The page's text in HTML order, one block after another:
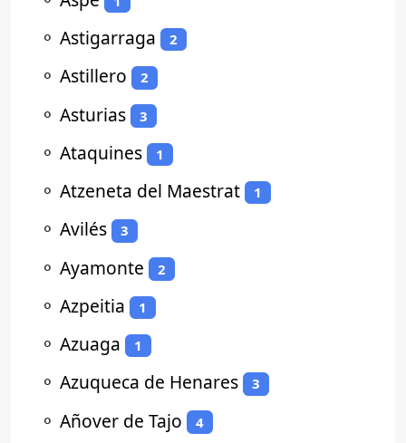
⚬ Astigarraga 2
⚬ Astillero 2
⚬ Asturias 3
⚬ Ataquines 1
⚬ Atzeneta del Maestrat 1
⚬ Avilés 3
⚬ Ayamonte 2
⚬ Azpeitia 1
⚬ Azuaga 1
⚬ Azuqueca de Henares 3
⚬ Añover de Tajo 4